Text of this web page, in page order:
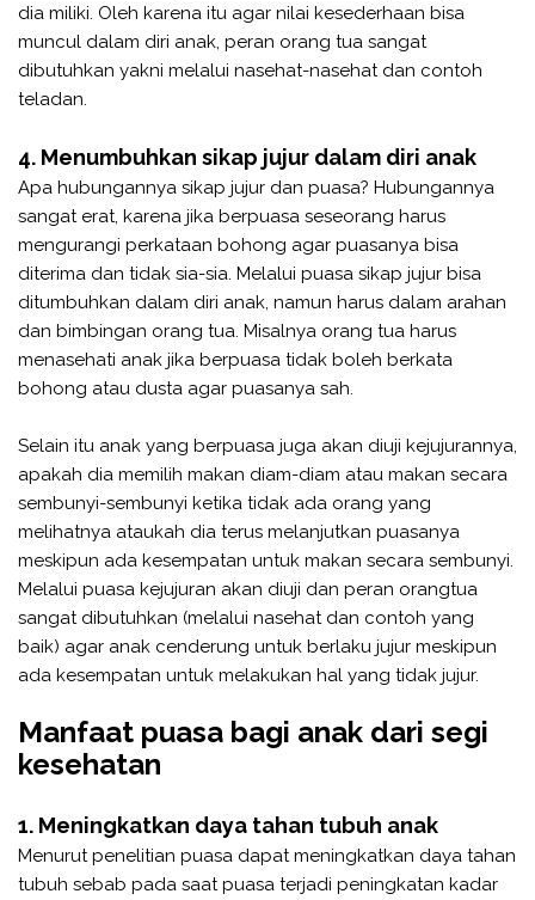
dia miliki. Oleh karena itu agar nilai kesederhaan bisa
muncul dalam diri anak, peran orang tua sangat
dibutuhkan yakni melalui nasehat-nasehat dan contoh
teladan.
4. Menumbuhkan sikap jujur dalam diri anak
Apa hubungannya sikap jujur dan puasa? Hubungannya
sangat erat, karena jika berpuasa seseorang harus
mengurangi perkataan bohong agar puasanya bisa
diterima dan tidak sia-sia. Melalui puasa sikap jujur bisa
ditumbuhkan dalam diri anak, namun harus dalam arahan
dan bimbingan orang tua. Misalnya orang tua harus
menasehati anak jika berpuasa tidak boleh berkata
bohong atau dusta agar puasanya sah.
Selain itu anak yang berpuasa juga akan diuji kejujurannya,
apakah dia memilih makan diam-diam atau makan secara
sembunyi-sembunyi ketika tidak ada orang yang
melihatnya ataukah dia terus melanjutkan puasanya
meskipun ada kesempatan untuk makan secara sembunyi.
Melalui puasa kejujuran akan diuji dan peran orangtua
sangat dibutuhkan (melalui nasehat dan contoh yang
baik) agar anak cenderung untuk berlaku jujur meskipun
ada kesempatan untuk melakukan hal yang tidak jujur.
Manfaat puasa bagi anak dari segi
kesehatan
1. Meningkatkan daya tahan tubuh anak
Menurut penelitian puasa dapat meningkatkan daya tahan
tubuh sebab pada saat puasa terjadi peningkatan kadar